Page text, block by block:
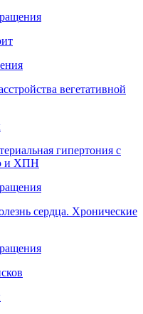
вегетативной
гипертония с
и ХПН
сердца. Хронические